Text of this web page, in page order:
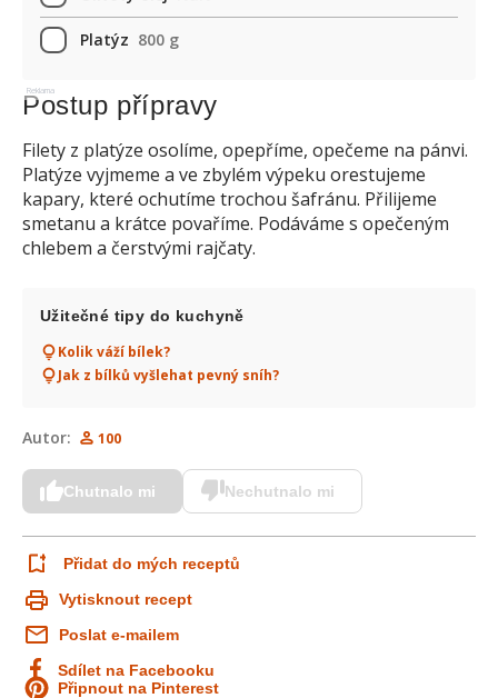
Platýz 800 g
Reklama
Postup přípravy
Filety z platýze osolíme, opepříme, opečeme na pánvi.
Platýze vyjmeme a ve zbylém výpeku orestujeme
kapary, které ochutíme trochou šafránu. Přilijeme
smetanu a krátce povaříme. Podáváme s opečeným
chlebem a čerstvými rajčaty.
Užitečné tipy do kuchyně
Kolik váží bílek?
Jak z bílků vyšlehat pevný sníh?
Autor: 100
Chutnalo mi Nechutnalo mi
Přidat do mých receptů
Vytisknout recept
Poslat e-mailem
Sdílet na Facebooku
Připnout na Pinterest